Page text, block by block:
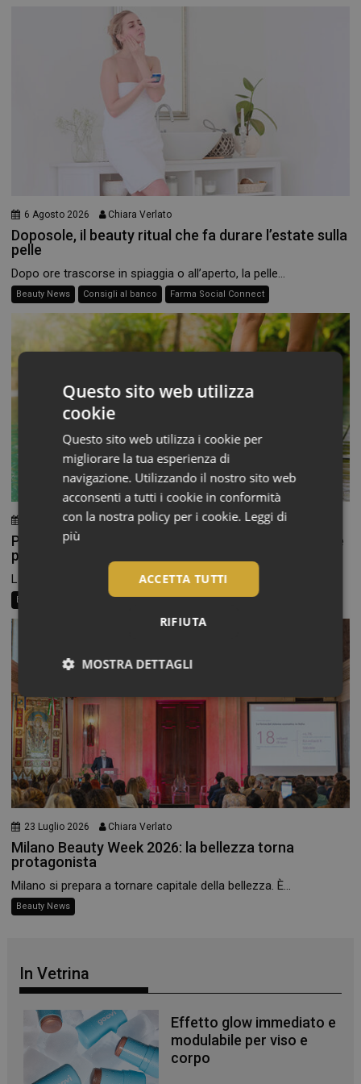
6 Agosto 2026 Chiara Verlato
Doposole, il beauty ritual che fa durare l’estate sulla
pelle
Dopo ore trascorse in spiaggia o all’aperto, la pelle...
Beauty News Consigli al banco Farma Social Connect
3 Agosto 2026 Chiara Verlato
Piedi morbidi e talloni levigati: la beauty routine che
parte dal basso
La routine di bellezza non finisce alle caviglie, eppure...
Beauty News Consigli al banco Farma Social Connect
23 Luglio 2026 Chiara Verlato
Milano Beauty Week 2026: la bellezza torna
protagonista
Milano si prepara a tornare capitale della bellezza. È...
Beauty News
In Vetrina
Effetto glow immediato e
modulabile per viso e
corpo
Questo sito web utilizza
cookie
Questo sito web utilizza i cookie per
migliorare la tua esperienza di
navigazione. Utilizzando il nostro sito web
acconsenti a tutti i cookie in conformità
con la nostra policy per i cookie. Leggi di
più
ACCETTA TUTTI
RIFIUTA
MOSTRA DETTAGLI
Necessari
Necessari
I cookie necessari contribuiscono a rendere fruibile il
sito web abilitandone funzionalità di base quali la
navigazione sulle pagine e l'accesso alle aree
protette del sito. Il sito web non è in grado di
funzionare correttamente senza questi cookie.